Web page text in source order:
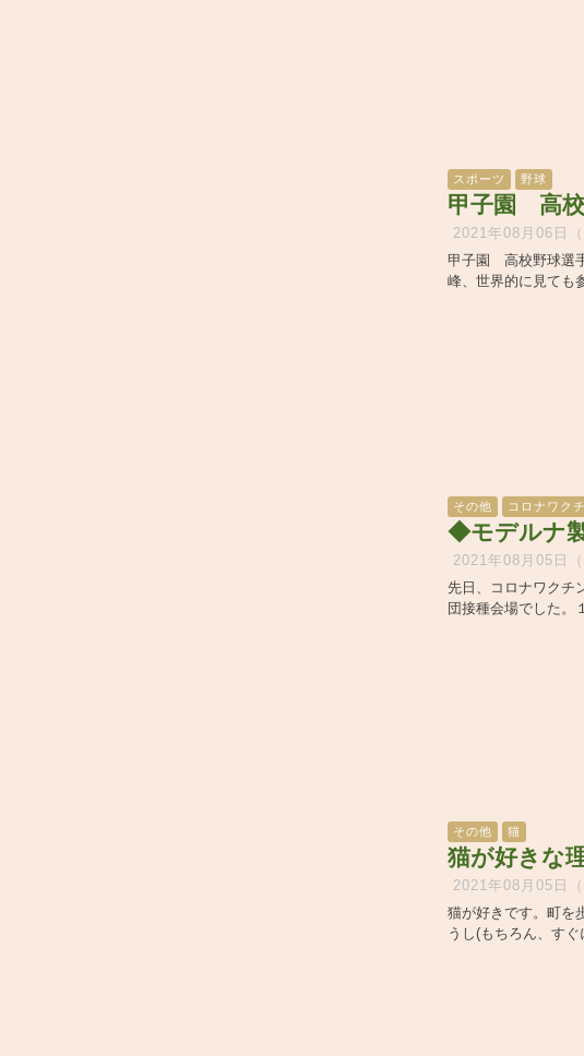
スポーツ 野球
甲子園 高
2021年08月06日（
甲子園 高校野球選
峰、世界的に見ても
その他 コロナワク
◆モデルナ
2021年08月05日（
先日、コロナワクチ
団接種会場でした。
その他 猫
猫が好きな
2021年08月05日（
猫が好きです。町を
うし(もちろん、す